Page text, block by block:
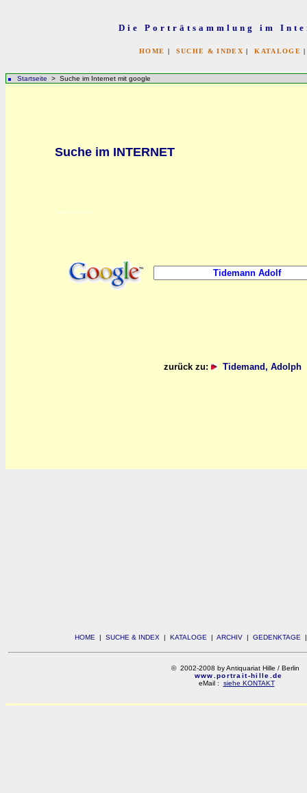
Die Porträtsammlung im
HOME | SUCHE & INDEX |KATALOGE
Startseite > Suche im Internet mit google
Suche im INTERNET
zurück zu: Tidemand, Adolph
HOME | SUCHE & INDEX | KATALOGE | ARCHIV | GEDENKTAGE
© 2002-2008 by Antiquariat Hille / Berlin
www.portrait-hille.de
eMail : siehe KONTAKT